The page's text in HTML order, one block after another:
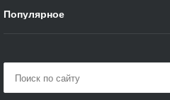
Популярное